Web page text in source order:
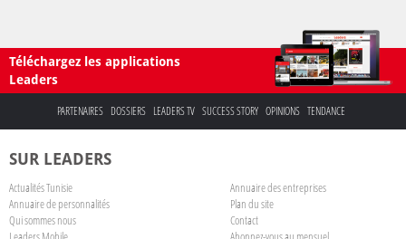
Téléchargez les applications
Leaders
PARTENAIRES DOSSIERS LEADERS TV SUCCESS STORY OPINIONS TENDANCE
SUR LEADERS
Actualités Tunisie
Annuaire des entreprises
Annuaire de personnalités
Plan du site
Qui sommes nous
Contact